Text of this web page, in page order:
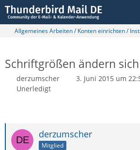
Allgemeines Arbeiten / Konten einrichten /
Schriftgrößen ändern
derzumscher 3. Juni 2015 um
Unerledigt
derzumscher
Mitglied